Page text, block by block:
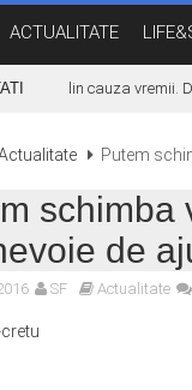
ACTUALITATE
din cauza vremii.
Putem
schimba
de
SF Actualitate